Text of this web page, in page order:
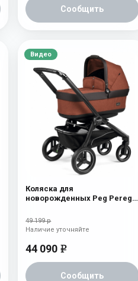
Сообщить
Видео
Коляска для
новорожденных Peg Perego
49 199 р
44 090 e
Сообщить
Наличие уточняйте